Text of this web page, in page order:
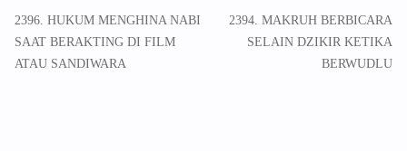
2396. HUKUM MENGHINA NABI
SAAT BERAKTING DI FILM
ATAU SANDIWARA
2394. MAKRUH BERBICARA
SELAIN DZIKIR KETIKA
BERWUDLU